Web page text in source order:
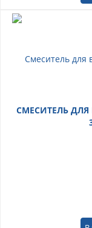
СМЕСИТЕЛЬ